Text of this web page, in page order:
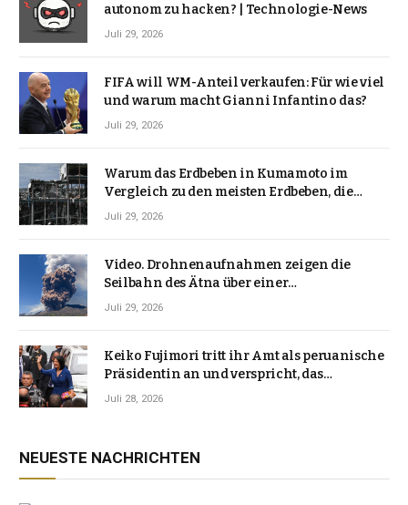
autonom zu hacken? | Technologie-News
Juli 29, 2026
FIFA will WM-Anteil verkaufen: Für wie viel
und warum macht Gianni Infantino das?
Juli 29, 2026
Warum das Erdbeben in Kumamoto im
Vergleich zu den meisten Erdbeben, die
Japan erschütterten, ungewöhnlich ist
Juli 29, 2026
Video. Drohnenaufnahmen zeigen die
Seilbahn des Ätna über einer
Vulkanlandschaft
Juli 29, 2026
Keiko Fujimori tritt ihr Amt als peruanische
Präsidentin an und verspricht, das
Jahrzehnt der Instabilität zu beenden
Juli 28, 2026
NEUESTE NACHRICHTEN